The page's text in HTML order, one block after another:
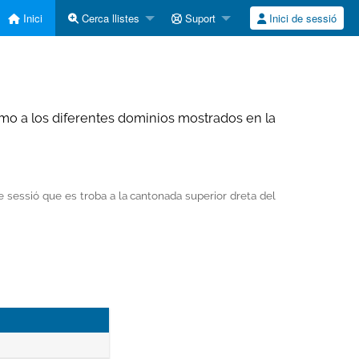
Inici Cerca llistes Suport Inici de sessió
a los diferentes dominios mostrados en la
que es troba a la cantonada superior dreta del